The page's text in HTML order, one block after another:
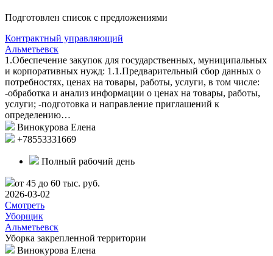
Подготовлен список с предложениями
Контрактный управляющий
Альметьевск
1.Обеспечение закупок для государственных, муниципальных
и корпоративных нужд: 1.1.Предварительный сбор данных о
потребностях, ценах на товары, работы, услуги, в том числе:
-обработка и анализ информации о ценах на товары, работы,
услуги; -подготовка и направление приглашений к
определению…
Винокурова Елена
+78553331669
Полный рабочий день
от 45 до 60 тыс. руб.
2026-03-02
Смотреть
Уборщик
Альметьевск
Уборка закрепленной территории
Винокурова Елена